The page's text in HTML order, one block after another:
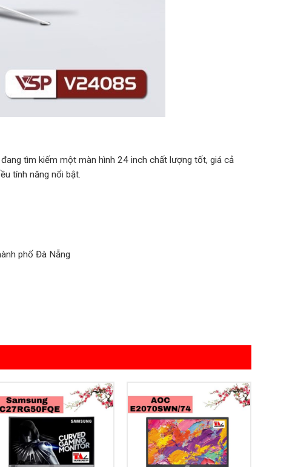
tìm kiếm một màn hình 24 inch chất lượng tốt, giá cả
tính năng nổi bật.
phố Đà Nẵng
Add to
Wishlist
Wishlist